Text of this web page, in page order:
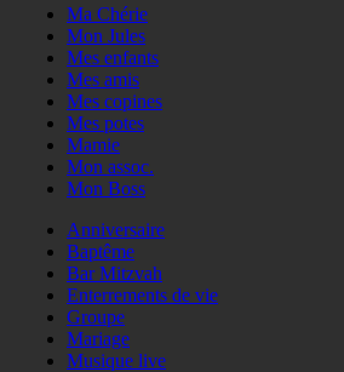
Ma Chérie
Mon Jules
Mes enfants
Mes amis
Mes copines
Mes potes
Mamie
Mon assoc.
Mon Boss
Anniversaire
Baptême
Bar Mitzvah
Enterrements de vie
Groupe
Mariage
Musique live